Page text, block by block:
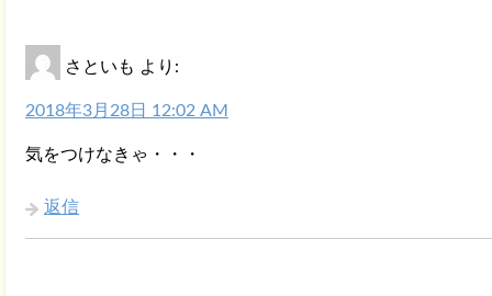
さといも より:
2018年3月28日 12:02 AM
気をつけなきゃ・・・
返信